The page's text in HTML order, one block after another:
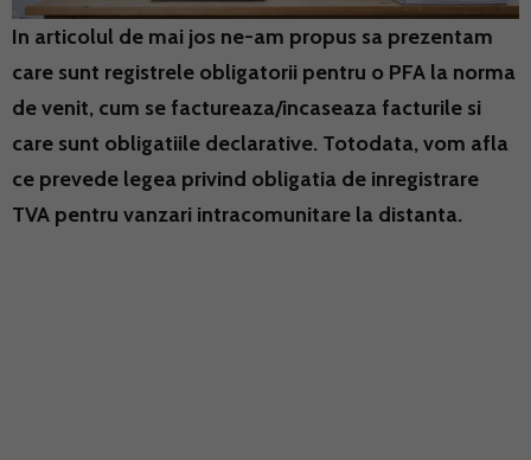
In articolul de mai jos ne-am propus sa prezentam
care sunt registrele obligatorii pentru o PFA la norma
de venit, cum se factureaza/incaseaza facturile si
care sunt obligatiile declarative. Totodata, vom afla
ce prevede legea privind obligatia de inregistrare
TVA pentru vanzari intracomunitare la distanta.